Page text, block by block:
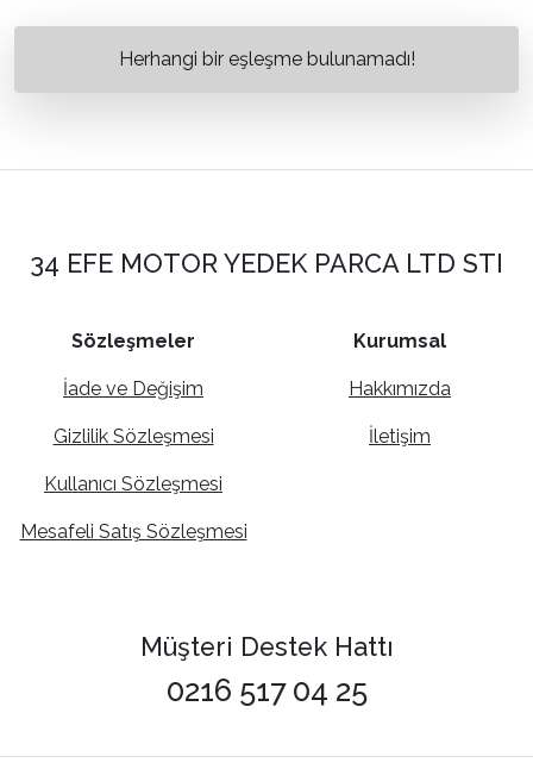
Herhangi bir eşleşme bulunamadı!
34 EFE MOTOR YEDEK PARCA LTD STI
Sözleşmeler
İade ve Değişim
Gizlilik Sözleşmesi
Kullanıcı Sözleşmesi
Mesafeli Satış Sözleşmesi
Kurumsal
Hakkımızda
İletişim
Müşteri Destek Hattı
0216 517 04 25